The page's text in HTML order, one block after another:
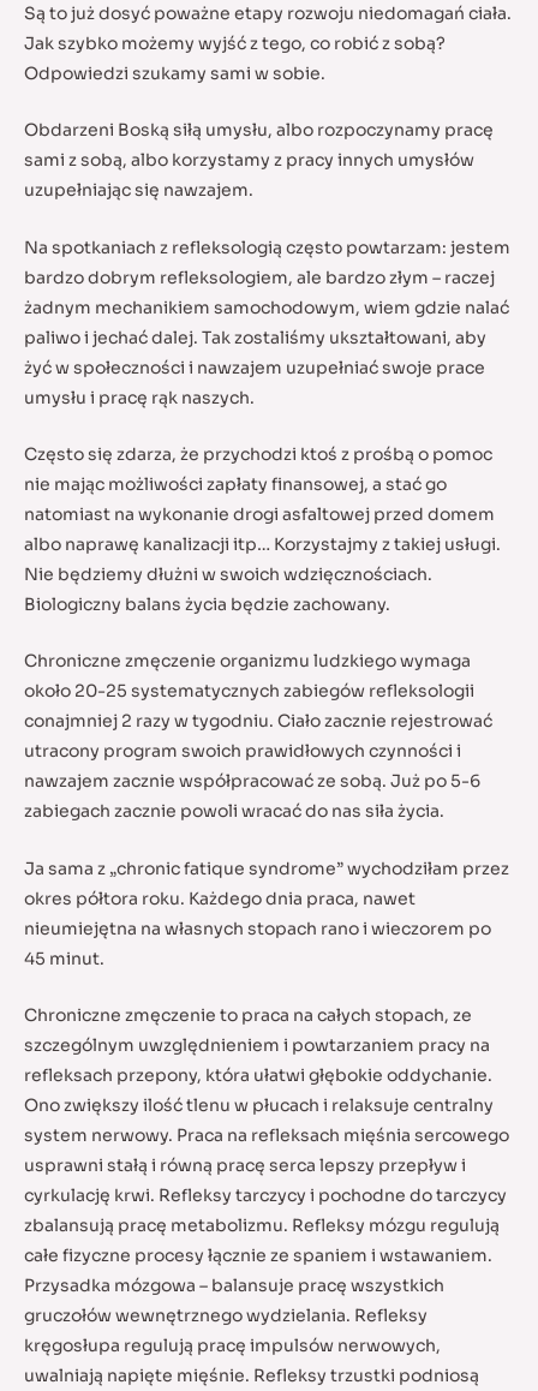
Są to już dosyć poważne etapy rozwoju niedomagań ciała.
Jak szybko możemy wyjść z tego, co robić z sobą?
Odpowiedzi szukamy sami w sobie.
Obdarzeni Boską siłą umysłu, albo rozpoczynamy pracę
sami z sobą, albo korzystamy z pracy innych umysłów
uzupełniając się nawzajem.
Na spotkaniach z refleksologią często powtarzam: jestem
bardzo dobrym refleksologiem, ale bardzo złym – raczej
żadnym mechanikiem samochodowym, wiem gdzie nalać
paliwo i jechać dalej. Tak zostaliśmy ukształtowani, aby
żyć w społeczności i nawzajem uzupełniać swoje prace
umysłu i pracę rąk naszych.
Często się zdarza, że przychodzi ktoś z prośbą o pomoc
nie mając możliwości zapłaty finansowej, a stać go
natomiast na wykonanie drogi asfaltowej przed domem
albo naprawę kanalizacji itp… Korzystajmy z takiej usługi.
Nie będziemy dłużni w swoich wdzięcznościach.
Biologiczny balans życia będzie zachowany.
Chroniczne zmęczenie organizmu ludzkiego wymaga
około 20-25 systematycznych zabiegów refleksologii
conajmniej 2 razy w tygodniu. Ciało zacznie rejestrować
utracony program swoich prawidłowych czynności i
nawzajem zacznie współpracować ze sobą. Już po 5-6
zabiegach zacznie powoli wracać do nas siła życia.
Ja sama z „chronic fatique syndrome” wychodziłam przez
okres półtora roku. Każdego dnia praca, nawet
nieumiejętna na własnych stopach rano i wieczorem po
45 minut.
Chroniczne zmęczenie to praca na całych stopach, ze
szczególnym uwzględnieniem i powtarzaniem pracy na
refleksach przepony, która ułatwi głębokie oddychanie.
Ono zwiększy ilość tlenu w płucach i relaksuje centralny
system nerwowy. Praca na refleksach mięśnia sercowego
usprawni stałą i równą pracę serca lepszy przepływ i
cyrkulację krwi. Refleksy tarczycy i pochodne do tarczycy
zbalansują pracę metabolizmu. Refleksy mózgu regulują
całe fizyczne procesy łącznie ze spaniem i wstawaniem.
Przysadka mózgowa – balansuje pracę wszystkich
gruczołów wewnętrznego wydzielania. Refleksy
kręgosłupa regulują pracę impulsów nerwowych,
uwalniają napięte mięśnie. Refleksy trzustki podniosą